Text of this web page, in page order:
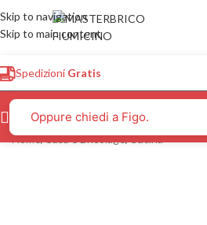
Skip to navigation
Skip to main content
Spedizioni Gratis
Home/Casa e Bricolage/Cucina